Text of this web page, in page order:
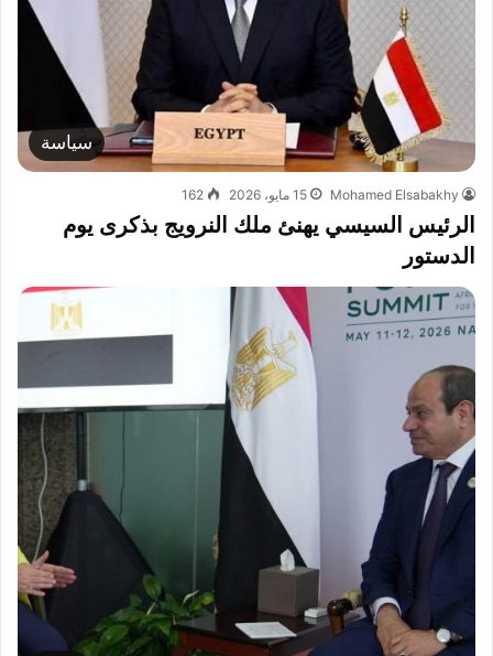
سياسة
Mohamed Elsabakhy 15 مايو، 2026 162
الرئيس السيسي يهنئ ملك النرويج بذكرى يوم
الدستور